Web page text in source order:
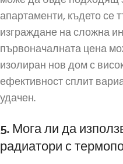
апартаменти, където се
изграждане на сложна
първоначалната цена
изолиран нов дом с
ефективност сплит
удачен.
5. Мога ли да
радиатори с